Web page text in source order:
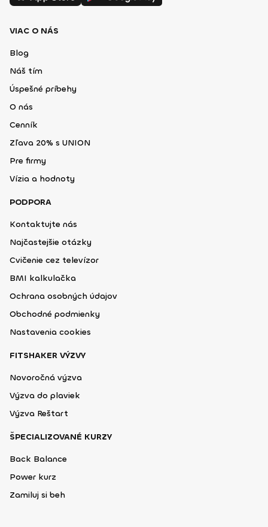
VIAC O NÁS
Blog
Náš tím
Úspešné príbehy
O nás
Cenník
Zľava 20% s UNION
Pre firmy
Vízia a hodnoty
PODPORA
Kontaktujte nás
Najčastejšie otázky
Cvičenie cez televízor
BMI kalkulačka
Ochrana osobných údajov
Obchodné podmienky
Nastavenia cookies
FITSHAKER VÝZVY
Novoročná výzva
Výzva do plaviek
Výzva Reštart
ŠPECIALIZOVANÉ KURZY
Back Balance
Power kurz
Zamiluj si beh